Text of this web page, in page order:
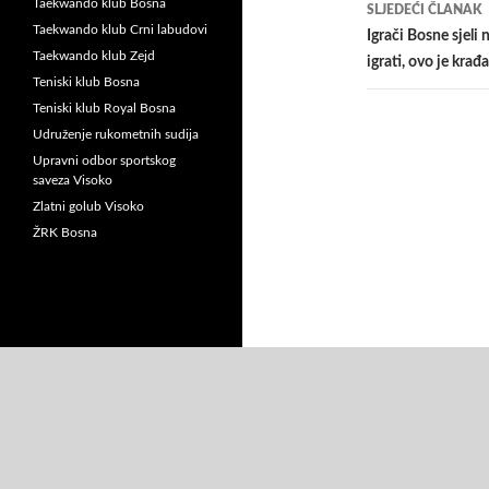
SLJEDEĆI ČLANAK
Igrači Bosne sjeli
igrati, ovo je krađa
Taekwando klub Bosna
Taekwando klub Crni labudovi
Taekwando klub Zejd
Teniski klub Bosna
Teniski klub Royal Bosna
Udruženje rukometnih sudija
Upravni odbor sportskog
saveza Visoko
Zlatni golub Visoko
ŽRK Bosna